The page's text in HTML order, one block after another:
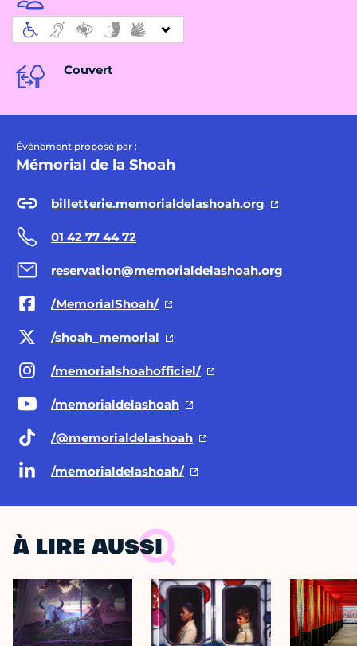
Couvert
Évènement proposé par :
Mémorial de la Shoah
billetterie.memorialdelashoah.org
01 42 77 44 72
reservation@memorialdelashoah.org
/MemorialShoah/
/shoah_memorial
/memorialshoahofficiel/
/memorialdelashoah
/@memorialdelashoah
/memorialdelashoah/
À LIRE AUSSI